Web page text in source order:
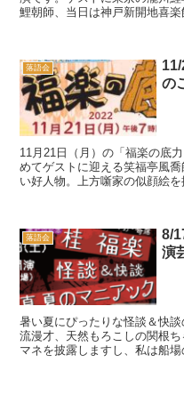
鯉朝師、当日は神戸新開地喜
落語会
の
11月21日（月）の「福楽の底
めてゲストに迎える笑福亭風
い好人物。上方噺家の似顔絵
落語会
8/
演
暑い夏にぴったりな怪談＆快
流漫才、天然もろこしの関根
マネを披露しますし、私は船